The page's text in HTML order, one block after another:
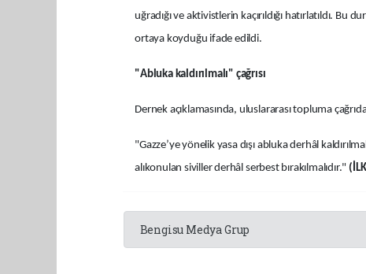
uğradığı ve aktivistlerin kaçırıldığı hatırlatıldı.
ortaya koyduğu ifade edildi.
"Abluka kaldırılmalı" çağrısı
Dernek açıklamasında, uluslararası topluma
"Gazze’ye yönelik yasa dışı abluka derhâl
alıkonulan siviller derhâl serbest bırakılmalıdır."
Bengisu Medya Grup